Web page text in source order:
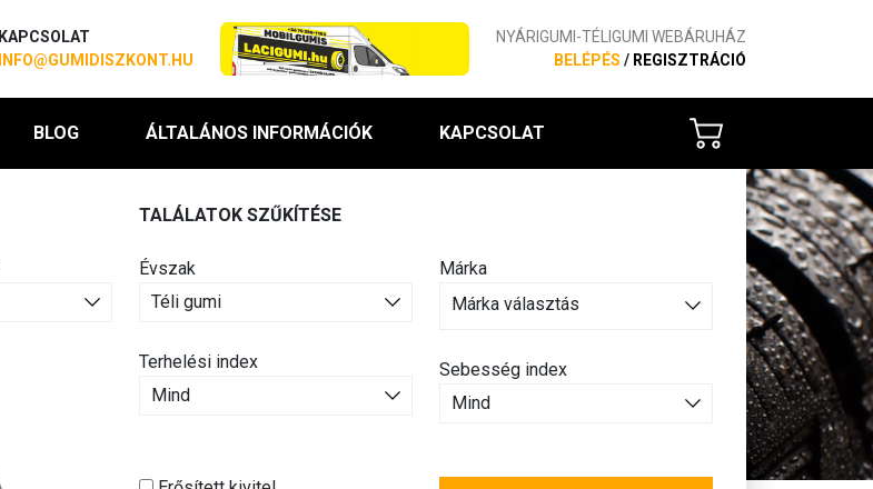
KAPCSOLAT
INFO@GUMIDISZKONT.HU
NYÁRIGUMI-TÉLIGUMI WEBÁRUHÁZ
BELÉPÉS / REGISZTRÁCIÓ
BLOG ÁLTALÁNOS INFORMÁCIÓK KAPCSOLAT
TALÁLATOK SZŰKÍTÉSE
Évszak
Terhelési index
Márka
Márka választás
Sebesség index